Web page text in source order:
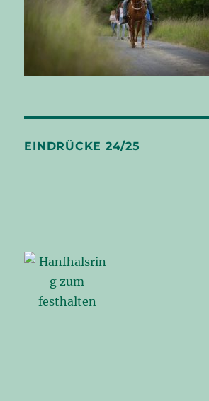
EINDRÜCKE 24/25